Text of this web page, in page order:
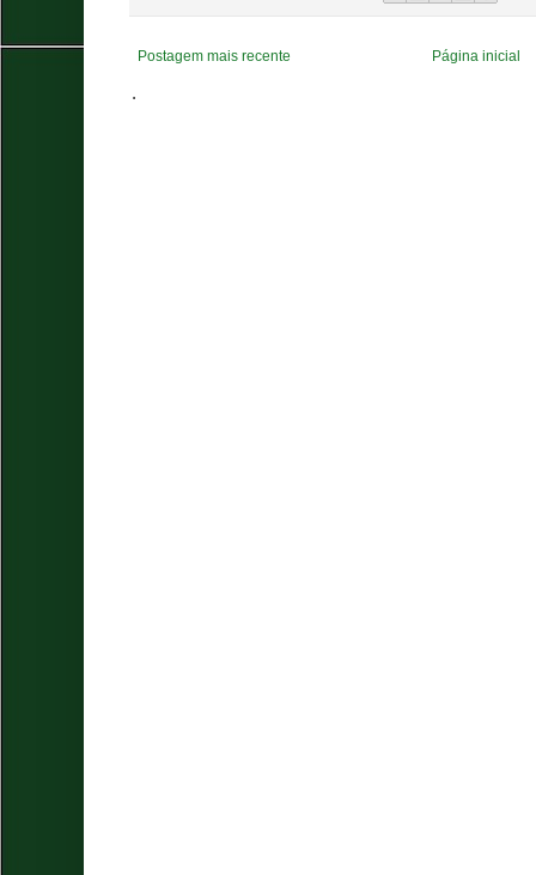
Postagem mais recente Página inicial
.